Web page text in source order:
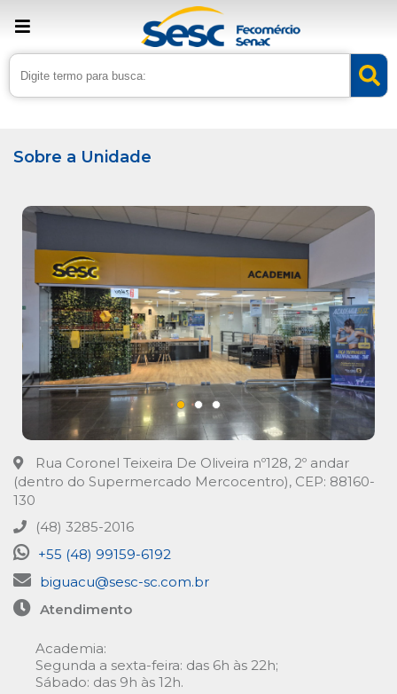
› Home › Unidades
Sobre a Unidade
Rua Coronel Teixeira De Oliveira nº128, 2º andar
(dentro do Supermercado Mercocentro), CEP: 88160-
130
(48) 3285-2016
+55 (48) 99159-6192
biguacu@sesc-sc.com.br
Atendimento
Academia:
Segunda a sexta-feira: das 6h às 22h;
Sábado: das 9h às 12h.